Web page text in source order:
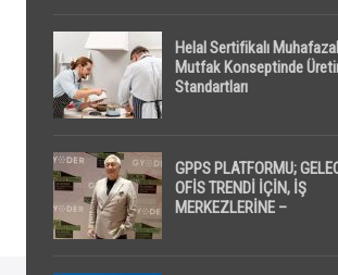
Helal Sertifikalı
Mutfak Konseptinde
Standartları
GPPS PLATFORMU;
OFİS TRENDİ İÇİN, İŞ
MERKEZLERİNE –